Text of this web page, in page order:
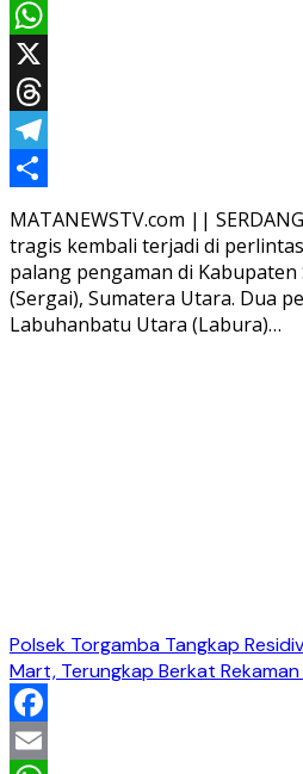
Email
WhatsApp
X
Threads
Telegram
Share
MATANEWSTV.com ||
tragis kembali terjadi di
palang pengaman di Kabupaten
(Sergai), Sumatera Utara. Dua
Labuhanbatu Utara (Labura)…
Polsek Torgamba Tangkap
Mart, Terungkap Berkat
Facebook